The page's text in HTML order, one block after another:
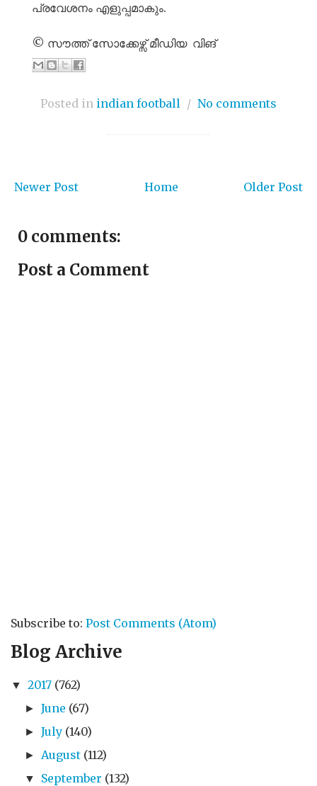
പ്രവേശനം എളുപ്പമാകും.
© സൗത്ത് സോക്കേഴ്സ് മീഡിയ വിങ്
Posted in indian football / No comments
Newer Post Older Post
Home
0 comments:
Post a Comment
Subscribe to: Post Comments (Atom)
Blog Archive
▼ 2017 (762)
►June (67)
►July (140)
► August (112)
▼ September (132)